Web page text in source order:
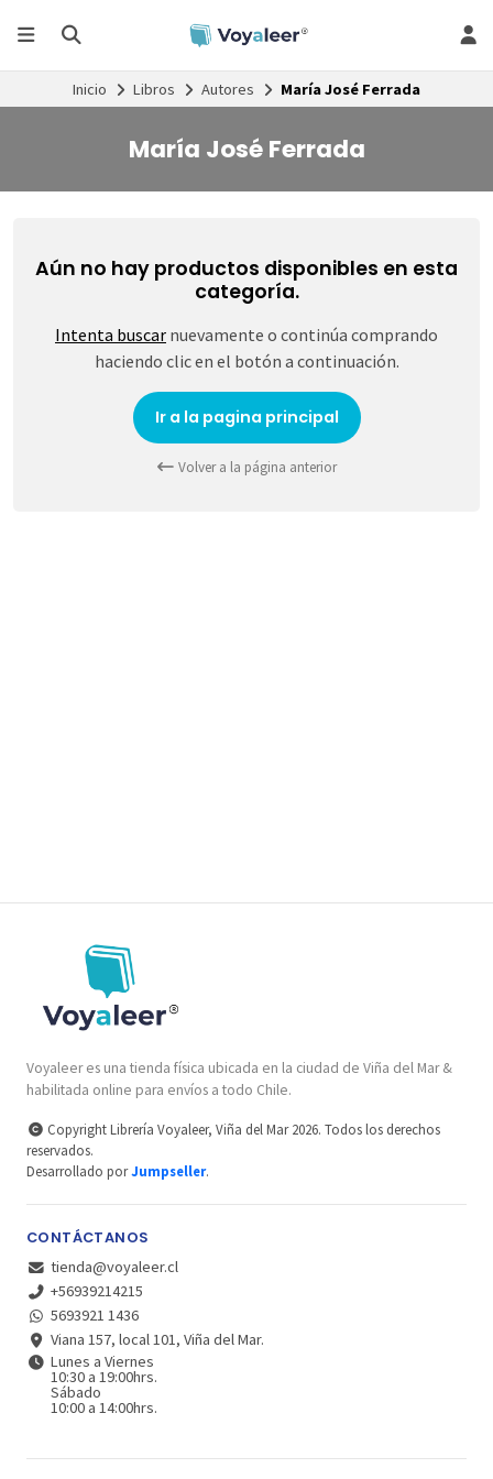
Inicio Libros Autores María José Ferrada
María José Ferrada
Aún no hay productos disponibles en esta
categoría.
Intenta buscar nuevamente o continúa comprando
haciendo clic en el botón a continuación.
Ir a la pagina principal
Volver a la página anterior
Voyaleer es una tienda física ubicada en la ciudad de Viña del Mar &
habilitada online para envíos a todo Chile.
Copyright Librería Voyaleer, Viña del Mar 2026. Todos los derechos
reservados.
Desarrollado porJumpseller.
CONTÁCTANOS
tienda@voyaleer.cl
+56939214215
5693921 1436
Viana 157, local 101, Viña del Mar.
Lunes a Viernes
10:30 a 19:00hrs.
Sábado
10:00 a 14:00hrs.